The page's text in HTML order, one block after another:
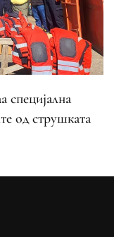
специјална
од струшката